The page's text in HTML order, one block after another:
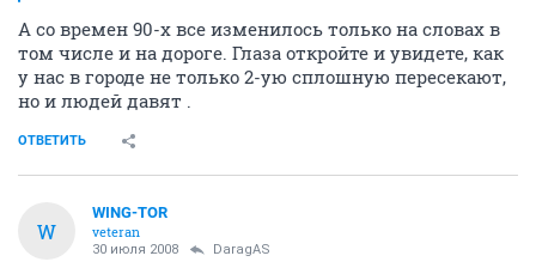
А со времен 90-х все изменилось только на словах в
том числе и на дороге. Глаза откройте и увидете, как
у нас в городе не только 2-ую сплошную пересекают,
но и людей давят .
ОТВЕТИТЬ
W
WING-TOR
veteran
30 июля 2008 DaragAS